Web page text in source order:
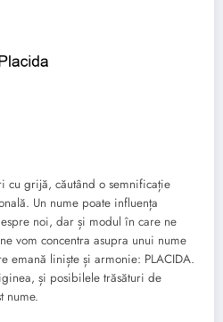
cu grijă, căutând o semnificație
Un nume poate influența
noi, dar și modul în care ne
vom concentra asupra unui nume
emană liniște și armonie: PLACIDA.
și posibilele trăsături de
nume.